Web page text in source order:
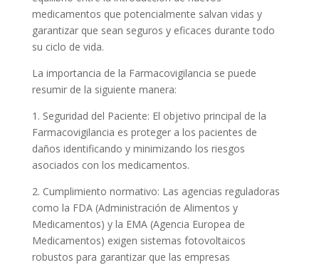
medicamentos que potencialmente salvan vidas y
garantizar que sean seguros y eficaces durante todo
su ciclo de vida.
La importancia de la Farmacovigilancia se puede
resumir de la siguiente manera:
1. Seguridad del Paciente: El objetivo principal de la
Farmacovigilancia es proteger a los pacientes de
daños identificando y minimizando los riesgos
asociados con los medicamentos.
2. Cumplimiento normativo: Las agencias reguladoras
como la FDA (Administración de Alimentos y
Medicamentos) y la EMA (Agencia Europea de
Medicamentos) exigen sistemas fotovoltaicos
robustos para garantizar que las empresas